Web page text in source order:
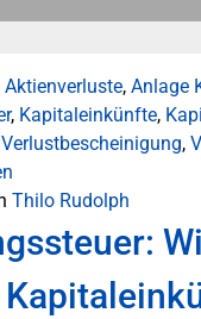
Aktienverluste, Anlage
, Kapitaleinkünfte,
Verlustbescheinigung,
Thilo Rudolph